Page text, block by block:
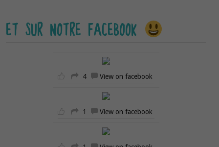
ET SUR NOTRE FACEBOOK
4 View on facebook
1 View on facebook